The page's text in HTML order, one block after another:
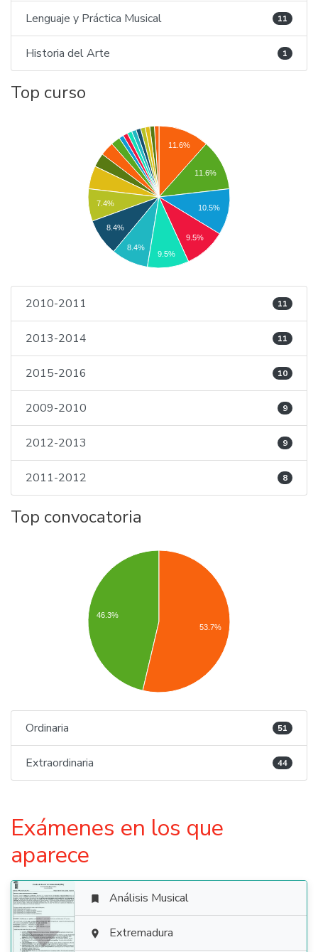
Lenguaje y Práctica Musical 11
Historia del Arte 1
Top curso
11.6%
11.6%
10.5%
9.5%
7.4%
8.4%
8.4%
9.5%
2010-2011 11
2013-2014 11
2015-2016 10
2009-2010 9
2012-2013 9
2011-2012 8
Top convocatoria
46.3%
53.7%
Ordinaria 51
Extraordinaria 44
Exámenes en los que
aparece

 Análisis Musical
 Extremadura